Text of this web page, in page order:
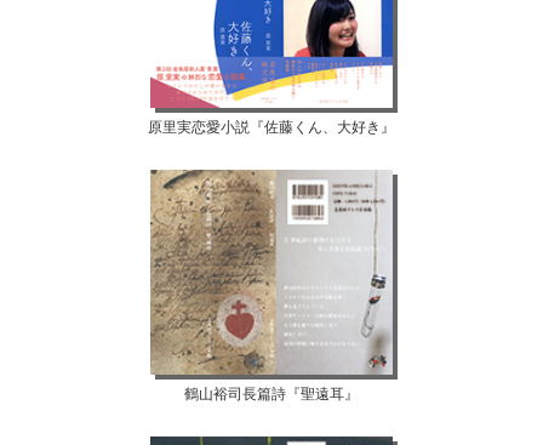
原里実恋愛小説『佐藤くん、大好き』
鶴山裕司長篇詩『聖遠耳』